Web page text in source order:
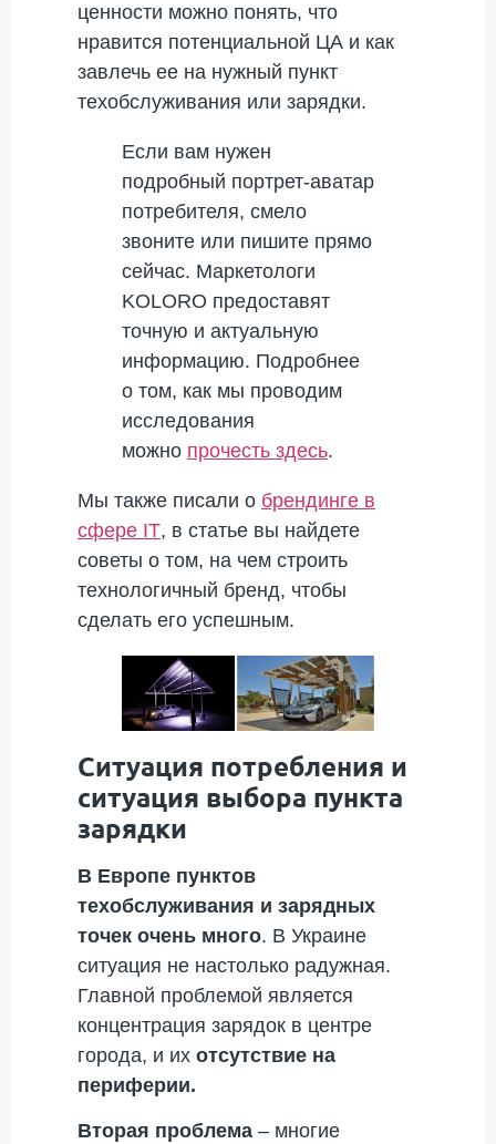
ценности можно понять, что
нравится потенциальной ЦА и как
завлечь ее на нужный пункт
техобслуживания или зарядки.
Если вам нужен
подробный портрет-аватар
потребителя, смело
звоните или пишите прямо
сейчас. Маркетологи
KOLORO предоставят
точную и актуальную
информацию. Подробнее
о том, как мы проводим
исследования
можно прочесть здесь.
Мы также писали о брендинге в
сфере IT, в статье вы найдете
советы о том, на чем строить
технологичный бренд, чтобы
сделать его успешным.
Ситуация потребления и
ситуация выбора пункта
зарядки
В Европе пунктов
техобслуживания и зарядных
точек очень много. В Украине
ситуация не настолько радужная.
Главной проблемой является
концентрация зарядок в центре
города, и их отсутствие на
периферии.
Вторая проблема – многие